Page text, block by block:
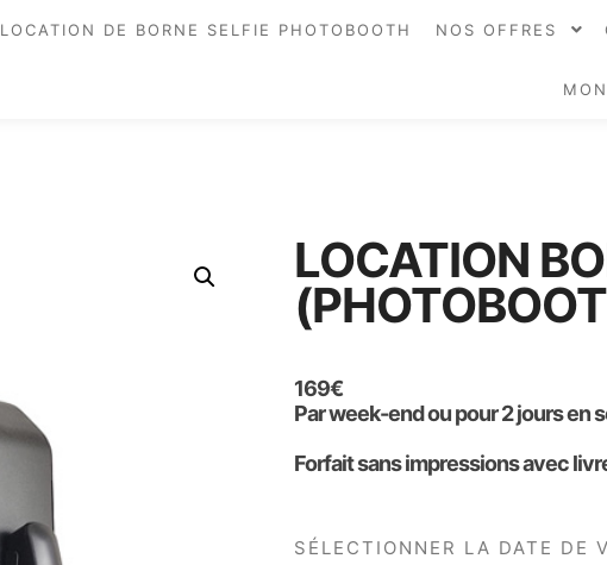
LOCATION DE BORNE SELFIE PHOTOBOOTH NOS OFFRES
LOCATION
169€
Par week-end ou pour 2 jours en
Forfait sans impressions avec
SÉLECTIONNER LA DATE DE